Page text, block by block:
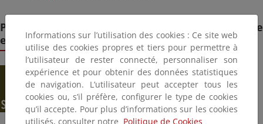
Predicción estacional para la gestión de
embalsesInformations sur l’utilisation des cookies : Ce site web
utilise des cookies propres et tiers pour permettre à
l’utilisateur de rester connecté, personnaliser son
expérience et pour obtenir des données statistiques
de navigation. L’utilisateur peut accepter tous les
cookies ou, s’il préfère, configurer le type de cookies
qu’il accepte. Pour plus d’informations sur les cookies
utilisés, consulter notre Politique de Cookies